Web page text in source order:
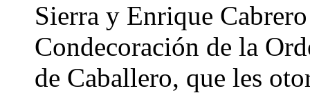
Sierra y Enrique
Condecoración de la
de Caballero, que les